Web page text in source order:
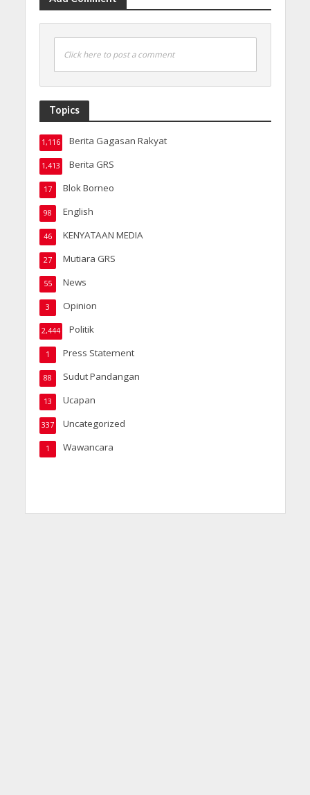
Click here to post a comment
Topics
Berita Gagasan Rakyat
1,116
Berita GRS
1,413
Blok Borneo
17
English
98
KENYATAAN MEDIA
46
Mutiara GRS
27
News
55
Opinion
3
Politik
2,444
Press Statement
1
Sudut Pandangan
88
Ucapan
13
Uncategorized
337
Wawancara
1